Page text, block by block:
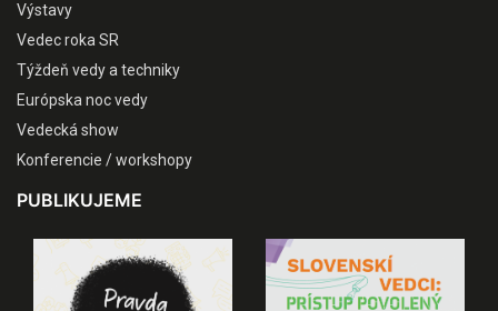
Výstavy
Vedec roka SR
Týždeň vedy a techniky
Európska noc vedy
Vedecká show
Konferencie / workshopy
PUBLIKUJEME